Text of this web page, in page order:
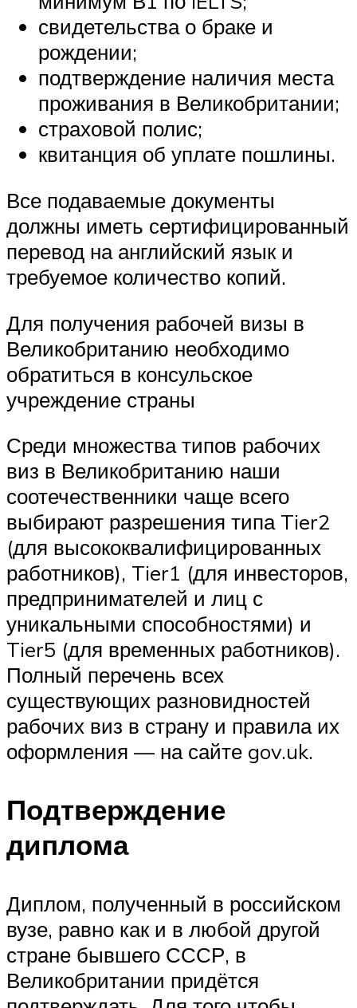
свидетельства о браке и
рождении;
подтверждение наличия места
проживания в Великобритании;
страховой полис;
квитанция об уплате пошлины.
Все подаваемые документы
должны иметь сертифицированный
перевод на английский язык и
требуемое количество копий.
Для получения рабочей визы в
Великобританию необходимо
обратиться в консульское
учреждение страны
Среди множества типов рабочих
виз в Великобританию наши
соотечественники чаще всего
выбирают разрешения типа Tier2
(для высококвалифицированных
работников), Tier1 (для инвесторов,
предпринимателей и лиц с
уникальными способностями) и
Tier5 (для временных работников).
Полный перечень всех
существующих разновидностей
рабочих виз в страну и правила их
оформления — на сайте gov.uk.
Подтверждение
диплома
Диплом, полученный в российском
вузе, равно как и в любой другой
стране бывшего СССР, в
Великобритании придётся